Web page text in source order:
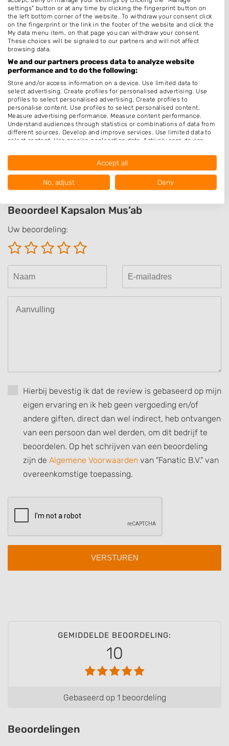
Hairextensions
Epileren
Keratine behandeling
Bruidskapsel
Make-up & Visagie
Schoonheidssalon
Pruiken
Permanenten
Openingstijden
Op afspraak
Beoordeel Kapsalon Mus’ab
Uw beoordeling:
Hierbij bevestig ik dat de review is gebaseerd op mijn
eigen ervaring en ik heb geen vergoeding en/of
andere giften, direct dan wel indirect, heb ontvangen
van een persoon dan wel derden, om dit bedrijf te
beoordelen. Op het schrijven van een beoordeling
zijn de Algemene Voorwaarden van "Fanatic B.V." van
overeenkomstige toepassing.
GEMIDDELDE BEOORDELING:
10
Gebaseerd op 1 beoordeling
Beoordelingen
settings" button or at any time by clicking the fingerprint button on
the left bottom corner of the website. To withdraw your consent click
on the fingerprint or the link in the footer of the website and click the
My data menu item, on that page you can withdraw your consent.
These choices will be signaled to our partners and will not affect
browsing data.
We and our partners process data to analyze website
performance and to do the following:
Store and/or access information on a device. Use limited data to
select advertising. Create profiles for personalised advertising. Use
profiles to select personalised advertising. Create profiles to
personalise content. Use profiles to select personalised content.
Measure advertising performance. Measure content performance.
Understand audiences through statistics or combinations of data from
different sources. Develop and improve services. Use limited data to
select content. Use precise geolocation data. Actively scan device
Data may be shared outside of the European Union and send to the
Your consent and the cookie policy applies solely to this website/app.
View Partner List (1016 IAB Vendors)
We use your data for the following purposes:
IAB processing purposes:
Store and/or access information on a device
Use limited data to select advertising
Create profiles for personalised advertising
Measure content performance
Understand audiences through statistics
or combinations of data from different
Develop and improve services
Use limited data to select content
Identify devices based on information
Non-IAB processing purposes:
Accept all
No, adjust Deny